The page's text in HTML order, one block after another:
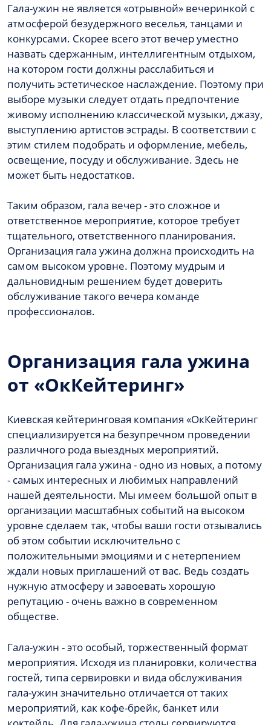
Гала-ужин не является «отрывной» вечеринкой с
атмосферой безудержного веселья, танцами и
конкурсами. Скорее всего этот вечер уместно
назвать сдержанным, интеллигентным отдыхом,
на котором гости должны расслабиться и
получить эстетическое наслаждение. Поэтому при
выборе музыки следует отдать предпочтение
живому исполнению классической музыки, джазу,
выступлению артистов эстрады. В соответствии с
этим стилем подобрать и оформление, мебель,
освещение, посуду и обслуживание. Здесь не
может быть недостатков.
Таким образом, гала вечер - это сложное и
ответственное мероприятие, которое требует
тщательного, ответственного планирования.
Организация гала ужина должна происходить на
самом высоком уровне. Поэтому мудрым и
дальновидным решением будет доверить
обслуживание такого вечера команде
профессионалов.
Организация гала ужина
от «ОкКейтеринг»
Киевская кейтеринговая компания «ОкКейтеринг
специализируется на безупречном проведении
различного рода выездных мероприятий.
Организация гала ужина - одно из новых, а потому
- самых интересных и любимых направлений
нашей деятельности. Мы имеем большой опыт в
организации масштабных событий на высоком
уровне сделаем так, чтобы ваши гости отзывались
об этом событии исключительно с
положительными эмоциями и с нетерпением
ждали новых приглашений от вас. Ведь создать
нужную атмосферу и завоевать хорошую
репутацию - очень важно в современном
обществе.
Гала-ужин - это особый, торжественный формат
мероприятия. Исходя из планировки, количества
гостей, типа сервировки и вида обслуживания
гала-ужин значительно отличается от таких
мероприятий, как кофе-брейк, банкет или